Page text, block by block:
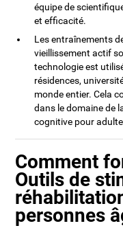
équipe de
et efficacité.
Les entraînements
vieillissement actif
technologie est
résidences,
monde entier. Cela
dans le domaine de
cognitive pour
Comment
Outils de
personnes